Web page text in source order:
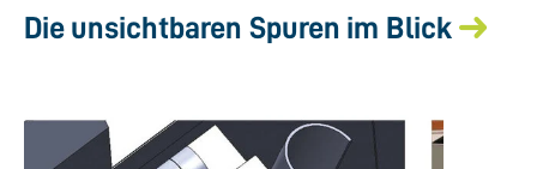
Die unsichtbaren Spuren im Blick